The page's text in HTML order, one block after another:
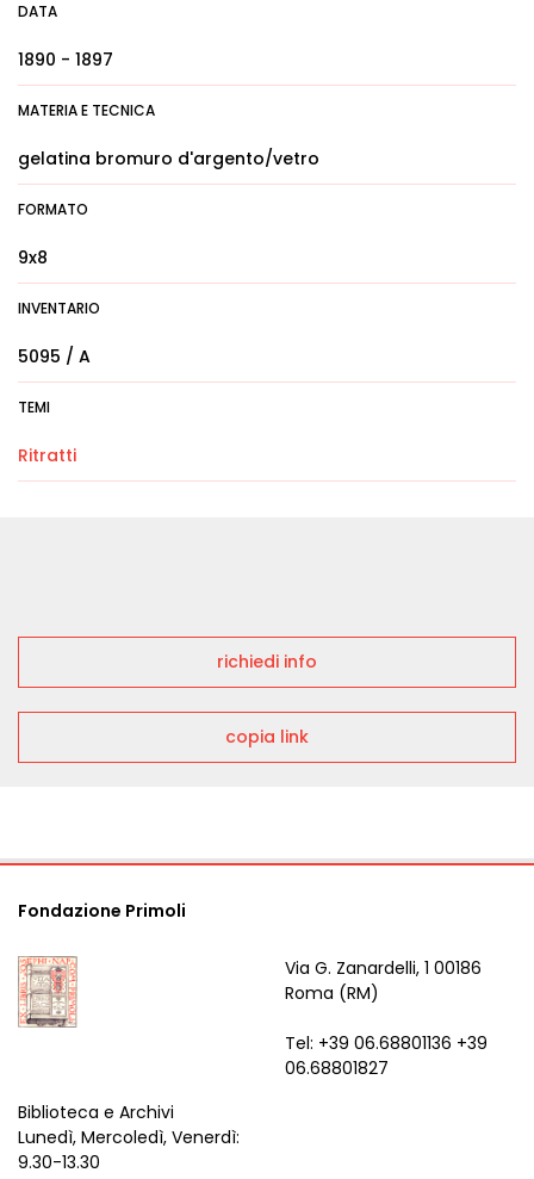
DATA
1890 - 1897
MATERIA E TECNICA
gelatina bromuro d'argento/vetro
FORMATO
9x8
INVENTARIO
5095 / A
TEMI
Ritratti
richiedi info
copia link
Fondazione Primoli
Via G. Zanardelli, 1 00186
Roma (RM)
Tel: +39 06.68801136 +39
06.68801827
Biblioteca e Archivi
Lunedì, Mercoledì, Venerdì:
9.30-13.30